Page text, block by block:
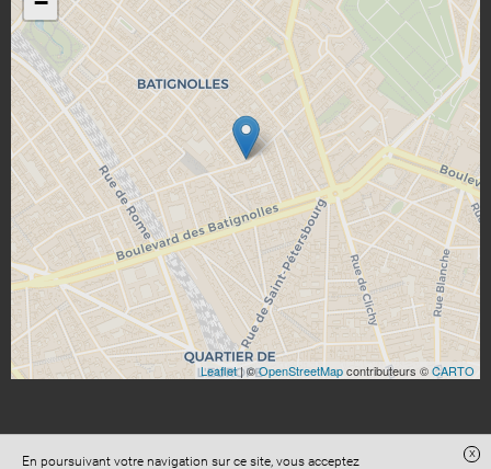
Leaflet| ©OpenStreetMapcontributeurs ©CARTO
Site réalisé avecDigital Avocat
En poursuivant votre navigation sur ce site, vous acceptez
x